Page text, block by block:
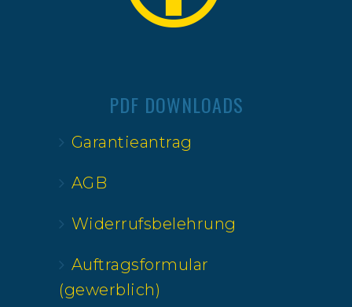
PDF DOWNLOADS
Garantieantrag
AGB
Widerrufsbelehrung
Auftragsformular
(gewerblich)